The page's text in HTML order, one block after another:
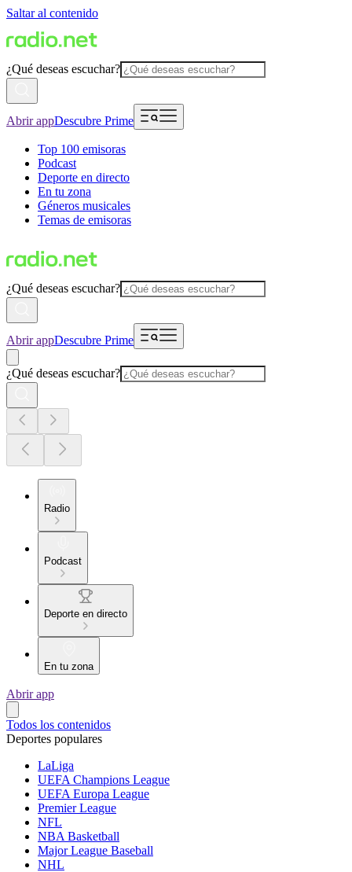
Saltar al contenido
¿Qué deseas escuchar?
Abrir appDescubre Prime
Top 100 emisoras
Podcast
Deporte en directo
En tu zona
Géneros musicales
Temas de emisoras
¿Qué deseas escuchar?
Abrir appDescubre Prime
¿Qué deseas escuchar?
Radio
Podcast
Deporte en directo
En tu zona
Abrir app
Todos los contenidos
Deportes populares
LaLiga
UEFA Champions League
UEFA Europa League
Premier League
NFL
NBA Basketball
Major League Baseball
NHL